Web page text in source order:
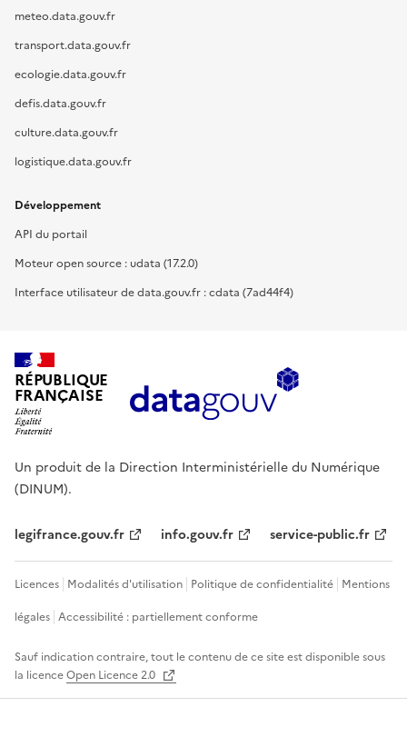
meteo.data.gouv.fr
transport.data.gouv.fr
ecologie.data.gouv.fr
defis.data.gouv.fr
culture.data.gouv.fr
logistique.data.gouv.fr
Développement
API du portail
Moteur open source : udata (17.2.0)
Interface utilisateur de data.gouv.fr : cdata (7ad44f4)
RÉPUBLIQUE
FRANÇAISE
Un produit de la Direction Interministérielle du Numérique
(DINUM).
legifrance.gouv.fr info.gouv.fr service-public.fr
Licences Modalités d'utilisation Politique de confidentialité Mentions
légales Accessibilité : partiellement conforme
Sauf indication contraire, tout le contenu de ce site est disponible sous
la licenceOpen Licence 2.0